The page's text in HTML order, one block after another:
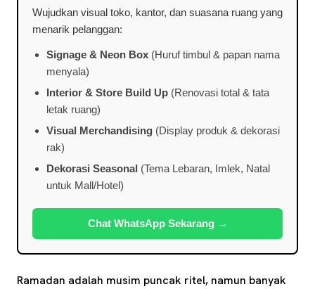
Wujudkan visual toko, kantor, dan suasana ruang yang
menarik pelanggan:
Signage & Neon Box (Huruf timbul & papan nama
menyala)
Interior & Store Build Up (Renovasi total & tata
letak ruang)
Visual Merchandising (Display produk & dekorasi
rak)
Dekorasi Seasonal (Tema Lebaran, Imlek, Natal
untuk Mall/Hotel)
Chat WhatsApp Sekarang →
Ramadan adalah musim puncak ritel, namun banyak